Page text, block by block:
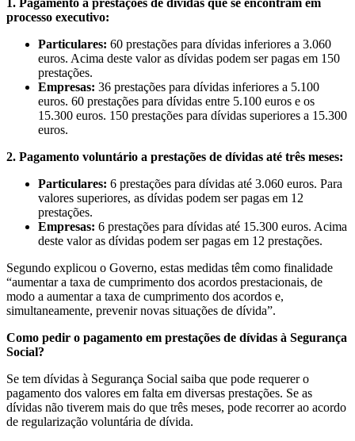
1. Pagamento a prestações de dívidas que se encontram em
processo executivo:
Particulares: 60 prestações para dívidas inferiores a 3.060
euros. Acima deste valor as dívidas podem ser pagas em 150
prestações.
Empresas: 36 prestações para dívidas inferiores a 5.100
euros. 60 prestações para dívidas entre 5.100 euros e os
15.300 euros. 150 prestações para dívidas superiores a 15.300
euros.
2. Pagamento voluntário a prestações de dívidas até três meses:
Particulares: 6 prestações para dívidas até 3.060 euros. Para
valores superiores, as dívidas podem ser pagas em 12
prestações.
Empresas: 6 prestações para dívidas até 15.300 euros. Acima
deste valor as dívidas podem ser pagas em 12 prestações.
Segundo explicou o Governo, estas medidas têm como finalidade
“aumentar a taxa de cumprimento dos acordos prestacionais, de
modo a aumentar a taxa de cumprimento dos acordos e,
simultaneamente, prevenir novas situações de dívida”.
Como pedir o pagamento em prestações de dívidas à Segurança
Social?
Se tem dívidas à Segurança Social saiba que pode requerer o
pagamento dos valores em falta em diversas prestações. Se as
dívidas não tiverem mais do que três meses, pode recorrer ao acordo
de regularização voluntária de dívida.